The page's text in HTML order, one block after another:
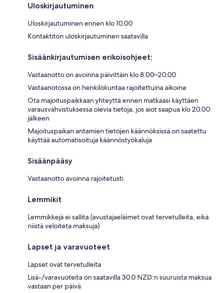
Uloskirjautuminen
Uloskirjautuminen ennen klo 10.00
Kontaktiton uloskirjautuminen saatavilla
Sisäänkirjautumisen erikoisohjeet:
Vastaanotto on avoinna päivittäin klo 8.00–20.00
Vastaanotossa on henkilökuntaa rajoitettuina aikoina
Ota majoituspaikkaan yhteyttä ennen matkaasi käyttäen
varausvahvistuksessa olevia tietoja, jos aiot saapua klo 20.00
jälkeen
Majoituspaikan antamien tietojen käännöksissä on saatettu
käyttää automatisoituja käännöstyökaluja
Sisäänpääsy
Vastaanotto avoinna rajoitetusti
Lemmikit
Lemmikkejä ei sallita (avustajaeläimet ovat tervetulleita, eikä
niistä veloiteta maksuja)
Lapset ja varavuoteet
Lapset ovat tervetulleita
Lisä-/varavuoteita on saatavilla 30.0 NZD:n suuruista maksua
vastaan per päivä